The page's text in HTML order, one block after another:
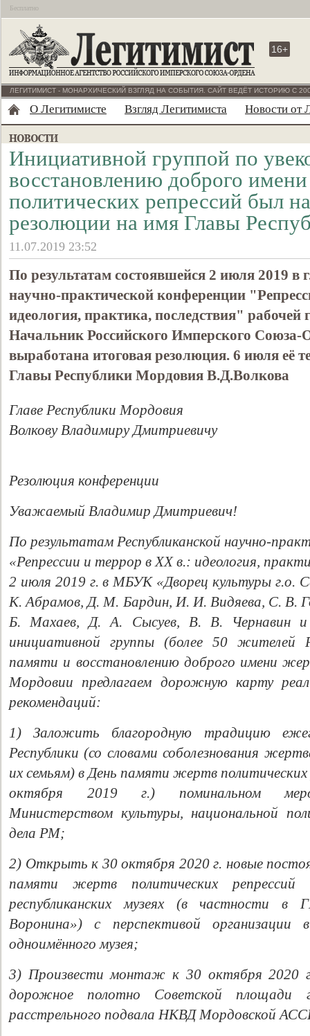
Бесплатно
16+
ЛЕГИТИМИСТ - МОНАРХИЧЕСКИЙ ВЗГЛЯД НА СОБЫТИЯ. САЙТ ВЕДЁТ ИСТОРИЮ С
О Легитимисте Взгляд Легитимиста Новости от
Инициативной группой по
восстановлению доброго
политических репрессий был
резолюции на имя Главы
11.07.2019 23:52
По результатам состоявшейся 2 июля 2019 в
научно-практической конференции
идеология, практика, последствия" рабочей
Начальник Российского Имперского
выработана итоговая резолюция. 6 июля её
Главы Республики Мордовия В.Д.Волкова
Главе Республики Мордовия
Волкову Владимиру Дмитриевичу
Резолюция конференции
Уважаемый Владимир Дмитриевич!
По результатам Республиканской научно-
«Репрессии и террор в XX в.: идеология,
2 июля 2019 г. в МБУК «Дворец культуры г.о.
К. Абрамов, Д. М. Бардин, И. И. Видяева, С. В.
Б. Махаев, Д. А. Сысуев, В. В. Чернавин
инициативной группы (более 50 жителей
памяти и восстановлению доброго имени
Мордовии предлагаем дорожную карту
рекомендаций:
1) Заложить благородную традицию
Республики (со словами соболезнования
их семьям) в День памяти жертв
октября 2019 г.) поминальном
Министерством культуры, национальной
дела РМ;
2) Открыть к 30 октября 2020 г. новые
памяти жертв политических
республиканских музеях (в
Воронина») с перспективой организации
одноимённого музея;
3) Произвести монтаж к 30 октября 2020
дорожное полотно Советской площади
расстрельного подвала НКВД Мордовской
Свидетельство